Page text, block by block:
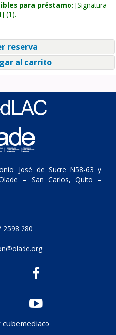
para préstamo: Signatura
(1).
reserva
al carrito
José de Sucre N58-63 y
– San Carlos, Quito –
2598 280